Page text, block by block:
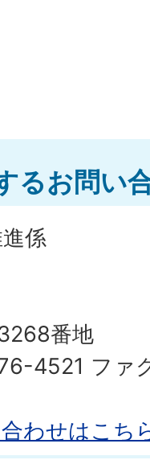
るお問い
係
番地
4521 ファ
わせはこち